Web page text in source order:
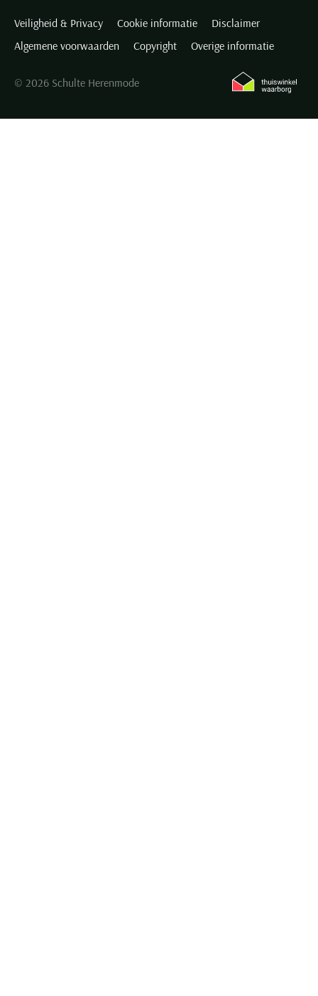
Veiligheid & Privacy Cookie informatie
Disclaimer
Algemene voorwaarden
Copyright Overige informatie
© 2026 Schulte Herenmode